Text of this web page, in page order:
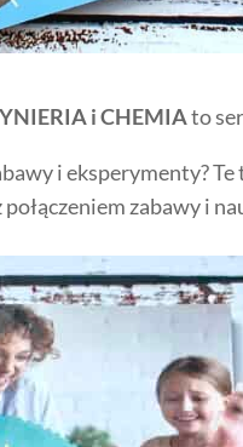
i CHEMIAto
i eksperymenty?
zabawy i